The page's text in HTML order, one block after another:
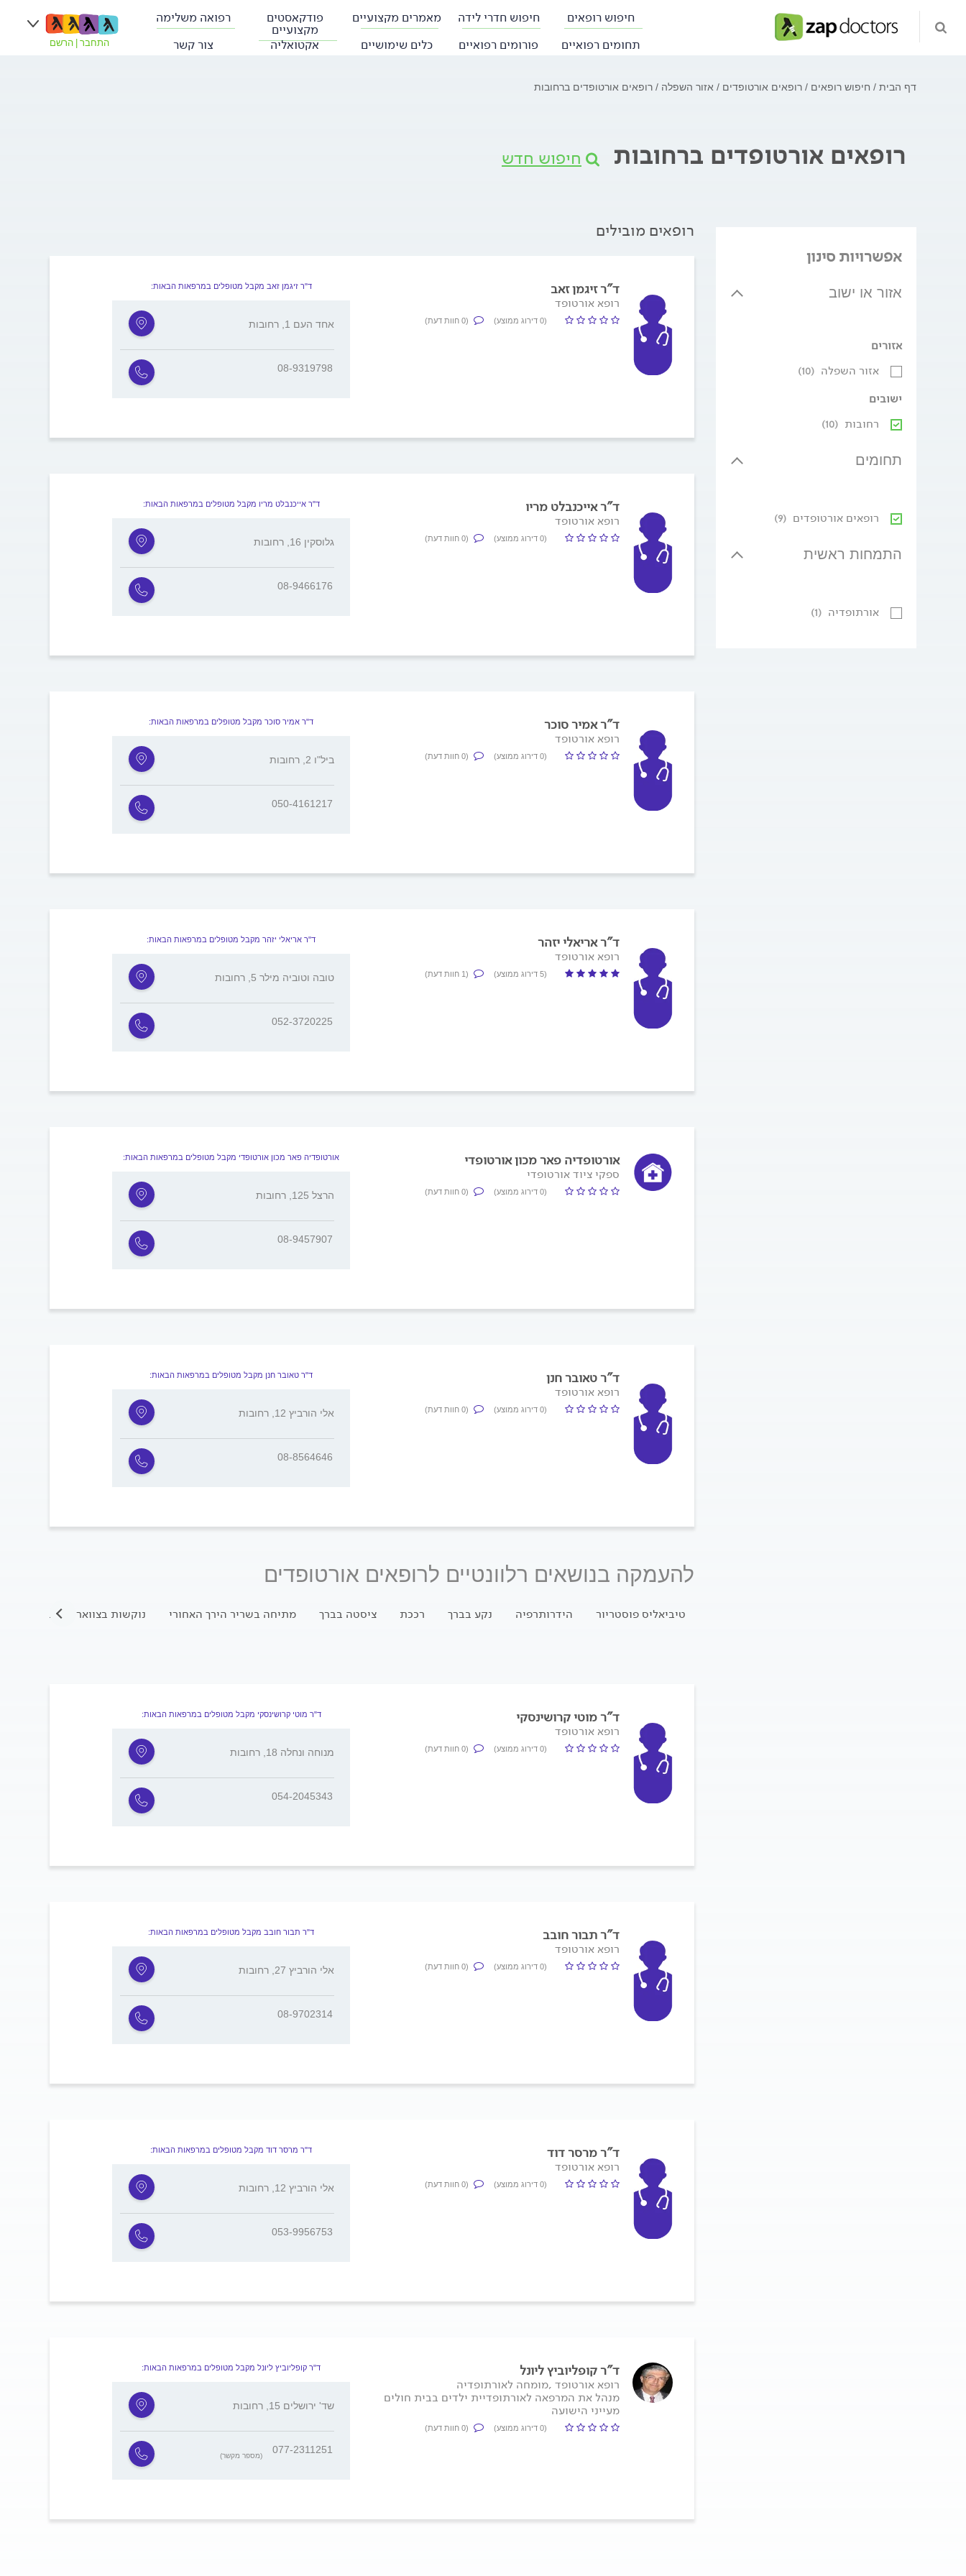
חיפוש רופאים חיפוש חדרי לידה מאמרים מקצועיים פודקאסטים
מקצועיים
רפואה משלימה
תחומים רפואיים
פורומים רפואיים כלים שימושיים אקטואליה צור קשר התחבר הרשם
דף הבית חיפוש רופאים רופאים אורטופדים אזור השפלה רופאים אורטופדים ברחובות
רופאים אורטופדים ברחובות חיפוש חדש
אפשרויות סינון
אזור או ישוב
אזורים
אזור השפלה (10)
ישובים
רחובות (10)
תחומים
רופאים אורטופדים (9)
התמחות ראשית
אורתופדיה (1)
רופאים מובילים
ד"ר זיגמן זאב
רופא אורטופד
(0 דירוג ממוצע) (0 חוות דעת)
ד"ר זיגמן זאב מקבל מטופלים במרפאות הבאות:
אחד העם 1, רחובות
08-9319798
ד"ר אייכנבלט מריו
רופא אורטופד
(0 דירוג ממוצע) (0 חוות דעת)
ד"ר אייכנבלט מריו מקבל מטופלים במרפאות הבאות:
גלוסקין 16, רחובות
08-9466176
ד"ר אמיר סוכר
רופא אורטופד
(0 דירוג ממוצע) (0 חוות דעת)
ד"ר אמיר סוכר מקבל מטופלים במרפאות הבאות:
ביל"ו 2, רחובות
050-4161217
ד"ר אריאלי יזהר
רופא אורטופד
(5 דירוג ממוצע) (1 חוות דעת)
ד"ר אריאלי יזהר מקבל מטופלים במרפאות הבאות:
טובה וטוביה מילר 5, רחובות
052-3720225
אורטופדיה פאר מכון אורטופדי
ספקי ציוד אורטופדי
(0 דירוג ממוצע) (0 חוות דעת)
אורטופדיה פאר מכון אורטופדי מקבל מטופלים במרפאות הבאות:
הרצל 125, רחובות
08-9457907
ד"ר טאובר חנן
רופא אורטופד
(0 דירוג ממוצע) (0 חוות דעת)
ד"ר טאובר חנן מקבל מטופלים במרפאות הבאות:
אלי הורביץ 12, רחובות
08-8564646
להעמקה בנושאים רלוונטיים לרופאים אורטופדים
טיביאליס פוסטריור הידרותרפיה נקע בברך רככת ציסטה בברך מתיחה בשריר הירך האחורי נוקשות בצוואר כאב
ד"ר מוטי קרושינסקי
רופא אורטופד
(0 דירוג ממוצע) (0 חוות דעת)
ד"ר מוטי קרושינסקי מקבל מטופלים במרפאות הבאות:
מנוחה ונחלה 18, רחובות
054-2045343
ד"ר תבור חובב
רופא אורטופד
(0 דירוג ממוצע) (0 חוות דעת)
ד"ר תבור חובב מקבל מטופלים במרפאות הבאות:
אלי הורביץ 27, רחובות
08-9702314
ד"ר מרסר דוד
רופא אורטופד
(0 דירוג ממוצע) (0 חוות דעת)
ד"ר מרסר דוד מקבל מטופלים במרפאות הבאות:
אלי הורביץ 12, רחובות
053-9956753
ד"ר קופליוביץ ליונל
רופא אורטופד ,מומחה לאורתופדיה
מנהל את המרפאה לאורתופדיית ילדים בבית חולים
מעייני הישועה
(0 דירוג ממוצע) (0 חוות דעת)
ד"ר קופליוביץ ליונל מקבל מטופלים במרפאות הבאות:
שד' ירושלים 15, רחובות
077-2311251
(מספר מקשר)